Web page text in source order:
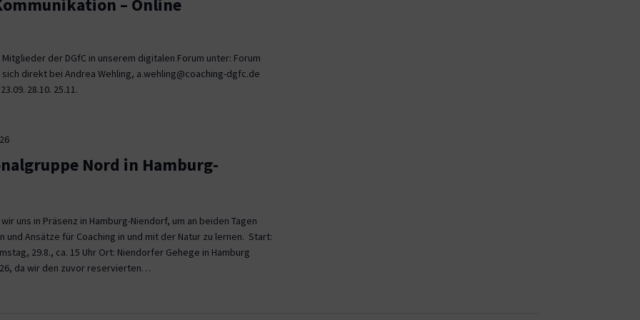
– Online
der DGfC in unserem digitalen Forum unter: Forum
direkt bei Andrea Wehling, a.wehling@coaching-dgfc.de
28.10. 25.11.
Nord in Hamburg-
uns in Präsenz in Hamburg-Niendorf, um an beiden Tagen
und Ansätze für Coaching in und mit der Natur zu lernen. Start:
29.8., ca. 15 Uhr Ort: Niendorfer Gehege in Hamburg
da wir den zuvor reservierten…